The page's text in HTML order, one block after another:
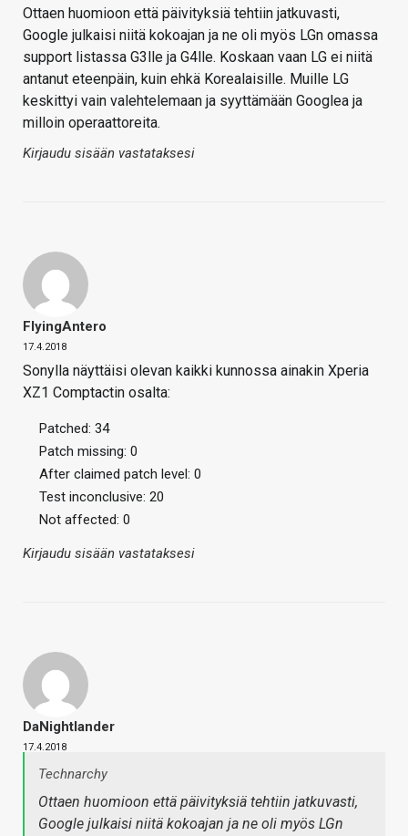
Ottaen huomioon että päivityksiä tehtiin jatkuvasti,
Google julkaisi niitä kokoajan ja ne oli myös LGn omassa
support listassa G3lle ja G4lle. Koskaan vaan LG ei niitä
antanut eteenpäin, kuin ehkä Korealaisille. Muille LG
keskittyi vain valehtelemaan ja syyttämään Googlea ja
milloin operaattoreita.
Kirjaudu sisään vastataksesi
FlyingAntero
17.4.2018
Sonylla näyttäisi olevan kaikki kunnossa ainakin Xperia
XZ1 Comptactin osalta:
Patched: 34
Patch missing: 0
After claimed patch level: 0
Test inconclusive: 20
Not affected: 0
Kirjaudu sisään vastataksesi
DaNightlander
17.4.2018
Technarchy
Ottaen huomioon että päivityksiä tehtiin jatkuvasti,
Google julkaisi niitä kokoajan ja ne oli myös LGn